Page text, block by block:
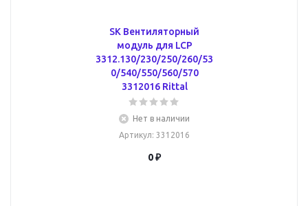
SK Вентиляторный
модуль для LCP
3312.130/230/250/260/53
0/540/550/560/570
3312016 Rittal
Нет в наличии
Артикул: 3312016
0 ₽